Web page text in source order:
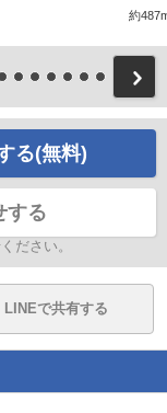
約
る(無料)
する
ださい。
LINEで共有する